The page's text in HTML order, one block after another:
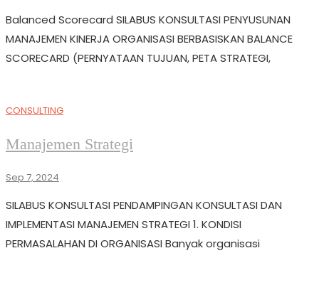
Balanced Scorecard SILABUS KONSULTASI PENYUSUNAN
MANAJEMEN KINERJA ORGANISASI BERBASISKAN BALANCE
SCORECARD (PERNYATAAN TUJUAN, PETA STRATEGI,
CONSULTING
Manajemen Strategi
Sep 7, 2024
SILABUS KONSULTASI PENDAMPINGAN KONSULTASI DAN
IMPLEMENTASI MANAJEMEN STRATEGI 1. KONDISI
PERMASALAHAN DI ORGANISASI Banyak organisasi